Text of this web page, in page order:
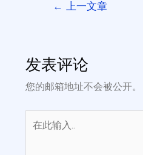
← 上一文章
发表评论
您的邮箱地址不会被公开。